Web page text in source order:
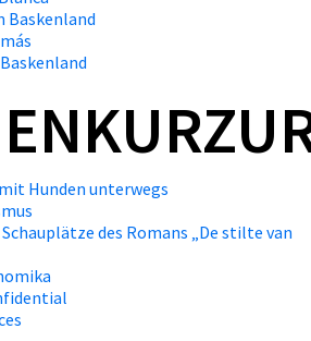
Baskenland
Hunden unterwegs
des Romans „De stilte van